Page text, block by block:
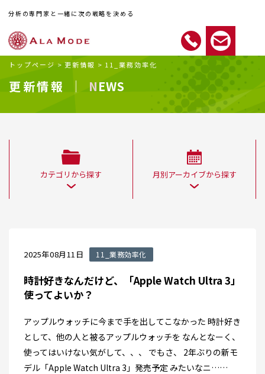
分析の専門家と一緒に次の戦略を決める
トップページ > 更新情報 > 11_業務効率化
更新情報 ｜ NEWS
カテゴリから探す 月別アーカイブから探す
2025年08月11日 11_業務効率化
時計好きなんだけど、「Apple Watch Ultra 3」
使ってよいか？
アップルウォッチに今まで手を出してこなかった 時計好き
として、他の人と被るアップルウォッチを なんとなーく、
使ってはいけない気がして、、、 でもさ、 2年ぶりの新モ
デル「Apple Watch Ultra 3」発売予定 みたいなニ……